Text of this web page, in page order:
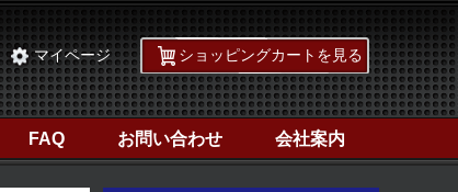
マイページ ショッピングカートを見る
FAQ お問い合わせ 会社案内